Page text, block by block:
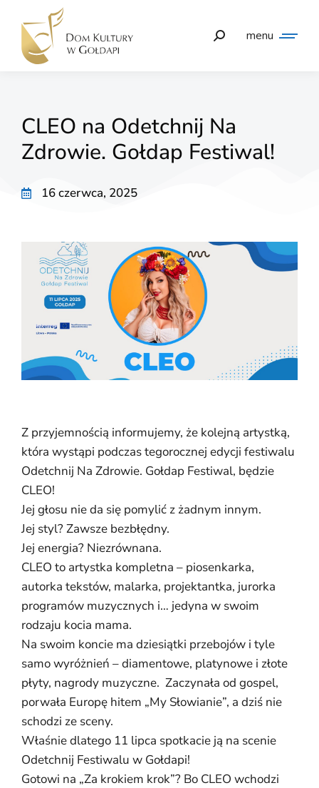
menu
CLEO na Odetchnij Na
Zdrowie. Gołdap Festiwal!
16 czerwca, 2025
Z przyjemnością informujemy, że kolejną artystką,
która wystąpi podczas tegorocznej edycji festiwalu
Odetchnij Na Zdrowie. Gołdap Festiwal, będzie
CLEO!
Jej głosu nie da się pomylić z żadnym innym.
Jej styl? Zawsze bezbłędny.
Jej energia? Niezrównana.
CLEO to artystka kompletna – piosenkarka,
autorka tekstów, malarka, projektantka, jurorka
programów muzycznych i… jedyna w swoim
rodzaju kocia mama.
Na swoim koncie ma dziesiątki przebojów i tyle
samo wyróżnień – diamentowe, platynowe i złote
płyty, nagrody muzyczne. Zaczynała od gospel,
porwała Europę hitem „My Słowianie”, a dziś nie
schodzi ze sceny.
Właśnie dlatego 11 lipca spotkacie ją na scenie
Odetchnij Festiwalu w Gołdapi!
Gotowi na „Za krokiem krok”? Bo CLEO wchodzi